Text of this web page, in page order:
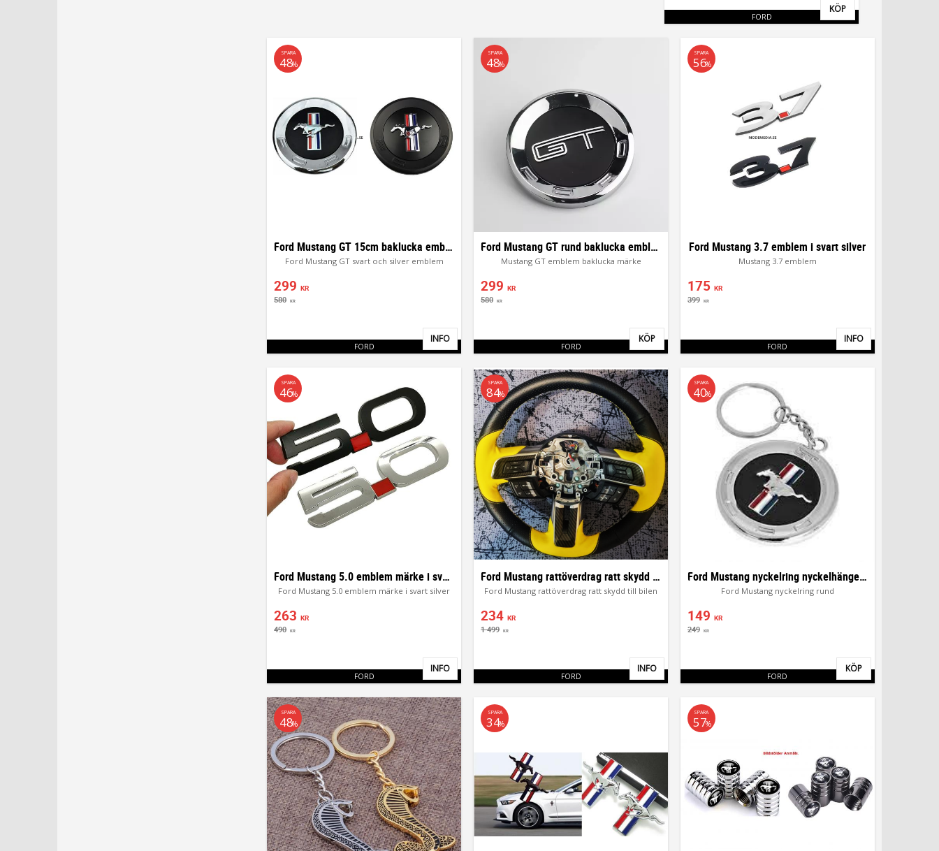
FORD Lägg till i favoriter
KÖP
Ford Mustang GT 15cm baklucka emblem
Ford Mustang GT svart och silver emblem
299 KR
580 KR
SPARA
48%
FORD Lägg till i favoriter
INFO
Ford Mustang GT rund baklucka emblem
Mustang GT emblem baklucka märke
299 KR
580 KR
SPARA
48%
FORD Lägg till i favoriter
KÖP
Ford Mustang 3.7 emblem i svart silver
Mustang 3.7 emblem
175 KR
399 KR
SPARA
56%
FORD Lägg till i
INFO
Ford Mustang 5.0 emblem märke i svart silver
Ford Mustang 5.0 emblem märke i svart silver
263 KR
490 KR
SPARA
46%
FORD Lägg till i favoriter
INFO
Ford Mustang rattöverdrag ratt skydd till bilen
Ford Mustang rattöverdrag ratt skydd till bilen
234 KR
1 499 KR
SPARA
84%
FORD Lägg till i favoriter
INFO
Ford Mustang nyckelring nyckelhänge rund
Ford Mustang nyckelring rund
149 KR
249 KR
SPARA
40%
FORD Lägg till i
KÖP
SPARA
48%
SPARA
34%
SPARA
57%